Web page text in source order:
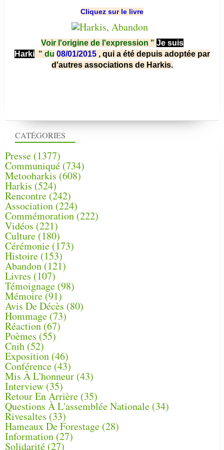
CATÉGORIES
Presse (1377)
Communiqué (734)
Metooharkis (608)
Harkis (524)
Rencontre (242)
Association (224)
Commémoration(222)
Vidéos (221)
Culture(180)
Cérémonie (173)
Histoire (153)
Abandon(121)
Livres (107)
Témoignage (98)
Mémoire (91)
Avis De Décès (80)
Hommage (73)
Réaction(67)
Poèmes (55)
Cnih (52)
Exposition (46)
Conférence(43)
Mis À L'honneur (43)
Interview (35)
Retour En Arrière (35)
Questions À L'assemblée Nationale (34)
Rivesaltes (33)
Hameaux De Forestage (28)
Information (27)
Solidarité (27)
Cliquez sur le livre
Voir l'origine de l'expression " Je suis
Harki " du 08/01/2015 , qui a été depuis adoptée par
d'autres associations de Harkis.